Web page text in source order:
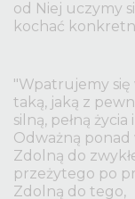
od Niej uczymy
kochać
"Wpatrujemy się
taką, jaką z
silną, pełną
Odważną ponad
Zdolną do
przeżytego po
Zdolną do tego,